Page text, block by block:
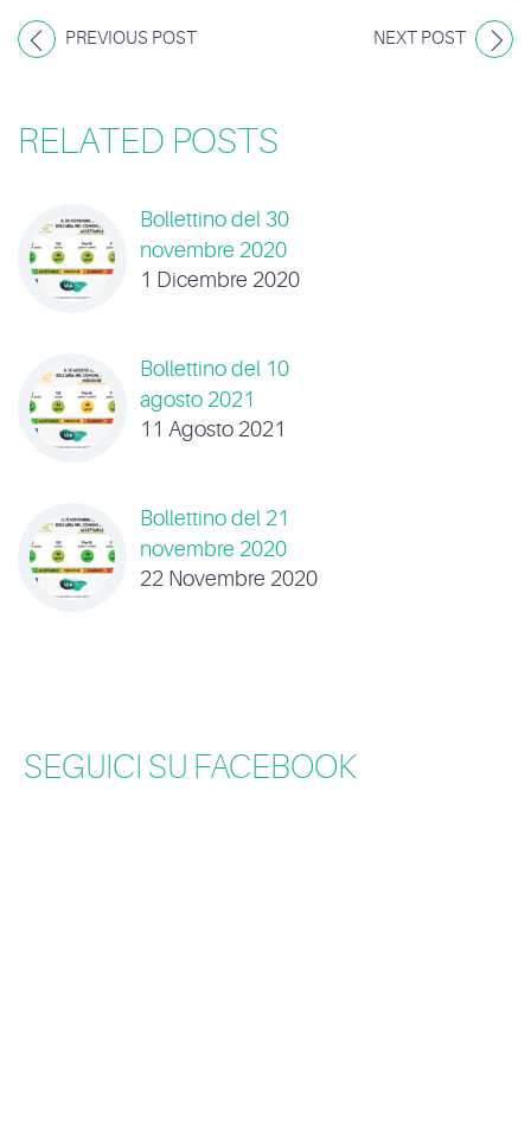
PREVIOUS POST NEXT POST
RELATED POSTS
Bollettino del 30
novembre 2020
1 Dicembre 2020
Bollettino del 10
agosto 2021
11 Agosto 2021
Bollettino del 21
novembre 2020
22 Novembre 2020
SEGUICI SU FACEBOOK